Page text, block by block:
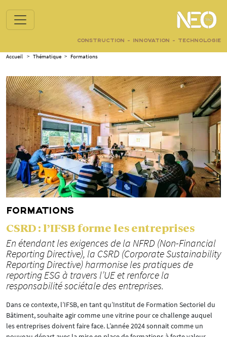
CONSTRUCTION - INNOVATION - TECHNOLOGIE
Accueil > Thématique > Formations
FORMATIONS
CSRD : l’IFSB forme les entreprises
En étendant les exigences de la NFRD (Non-Financial
Reporting Directive), la CSRD (Corporate Sustainability
Reporting Directive) harmonise les pratiques de
reporting ESG à travers l’UE et renforce la
responsabilité sociétale des entreprises.
Dans ce contexte, l’IFSB, en tant qu’Institut de Formation Sectoriel du
Bâtiment, souhaite agir comme une vitrine pour ce challenge auquel
les entreprises doivent faire face. L’année 2024 sonnait comme un